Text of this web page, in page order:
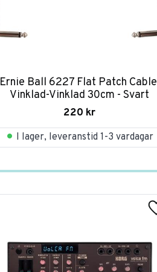
Ernie Ball 6227 Flat Patch Cable
Vinklad-Vinklad 30cm - Svart
220 kr
I lager, leveranstid 1-3 vardagar